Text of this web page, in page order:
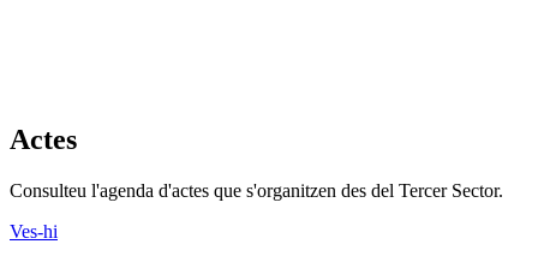
Actes
Consulteu l'agenda d'actes que s'organitzen des del Tercer Sector.
Ves-hi